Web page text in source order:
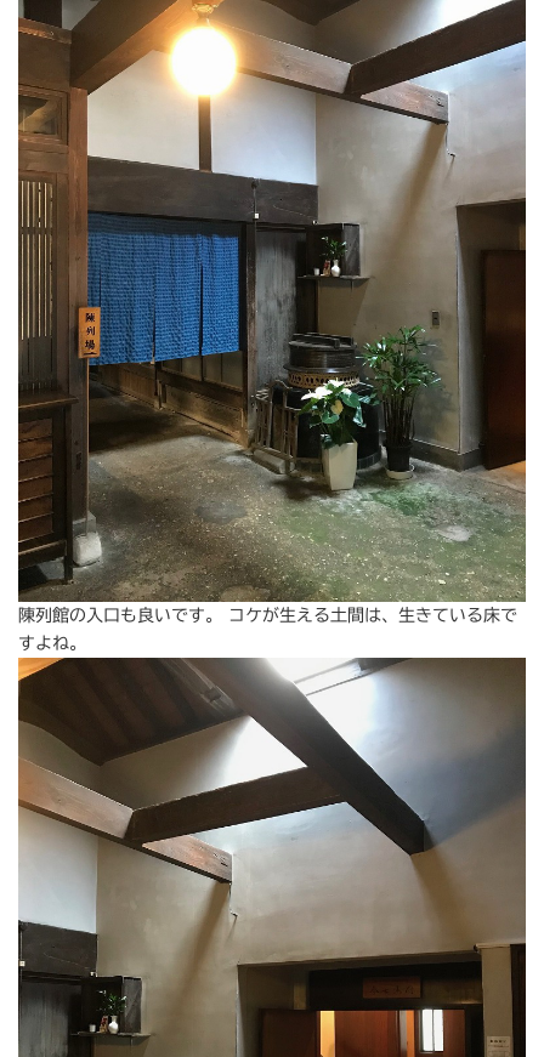
陳列館の入口も良いです。 コケが生える土間は、生きている床で
すよね。